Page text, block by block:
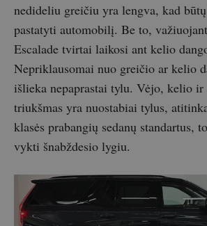
nedideliu greičiu yra lengva, kad
pastatyti automobilį. Be to,
Escalade tvirtai laikosi ant kelio
Nepriklausomai nuo greičio ar kelio
išlieka nepaprastai tylu. Vėjo, kelio
triukšmas yra nuostabiai tylus,
klasės prabangių sedanų standartus,
vykti šnabždesio lygiu.